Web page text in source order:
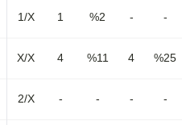
1/X 1 %2 - -
X/X 4 %11 4 %25
2/X - - - -